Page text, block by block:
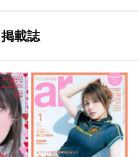
載誌